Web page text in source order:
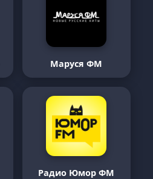
Маруся ФМ
Радио Юмор ФМ